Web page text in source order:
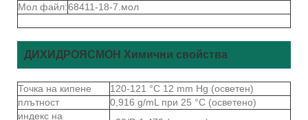
Мол файл:68411-18-7.мол
ДИХИДРОЯСМОН Химични свойства
Точка на кипене
120-121 °C 12 mm Hg (осветен)
плътност
0,916 g/mL при 25 °C (осветено)
индекс на